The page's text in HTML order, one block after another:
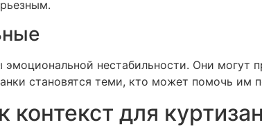
нестабильности. Они могут
становятся теми, кто может помочь им
для